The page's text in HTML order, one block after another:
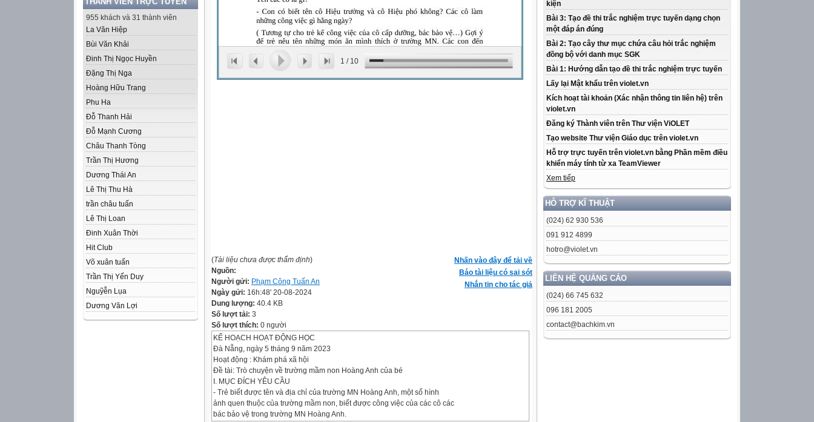
955 khách và 31 thành viên
La Văn Hiệp
Bùi Văn Khải
Đinh Thị Ngọc Huyền
Đặng Thị Nga
Hoàng Hữu Trang
Phu Ha
Đỗ Thanh Hải
Đỗ Mạnh Cương
Châu Thanh Tòng
Trần Thị Hương
Dương Thái An
Lê Thị Thu Hà
trần châu tuấn
Lê Thị Loan
Đinh Xuân Thời
Hit Club
Võ xuân tuấn
Trần Thị Yến Duy
Nguỹễn Lụa
Dương Văn Lợi
kiện
Bài 3: Tạo đề thi trắc nghiệm trực tuyến dạng chọn
một đáp án đúng
Bài 2: Tạo cây thư mục chứa câu hỏi trắc nghiệm
đồng bộ với danh mục SGK
Bài 1: Hướng dẫn tạo đề thi trắc nghiệm trực tuyến
Lấy lại Mật khẩu trên violet.vn
Kích hoạt tài khoản (Xác nhận thông tin liên hệ) trên
violet.vn
Đăng ký Thành viên trên Thư viện ViOLET
Tạo website Thư viện Giáo dục trên violet.vn
Hỗ trợ trực tuyến trên violet.vn bằng Phần mềm điều
khiển máy tính từ xa TeamViewer
Xem tiếp
HỖ TRỢ KĨ THUẬT
(024) 62 930 536
091 912 4899
hotro@violet.vn
LIÊN HỆ QUẢNG CÁO
(024) 66 745 632
096 181 2005
contact@bachkim.vn
1 / 10
Nhấn vào đây để tải về
Báo tài liệu có sai sót
Nhắn tin cho tác giả
(Tài liệu chưa được thẩm định)
Nguồn:
Người gửi: Phạm Công Tuấn An
Ngày gửi: 16h:48' 20-08-2024
Dung lượng: 40.4 KB
Số lượt tải: 3
Số lượt thích: 0 người
KẾ HOẠCH HOẠT ĐỘNG HỌC
Đà Nẵng, ngày 5 tháng 9 năm 2023
Hoạt động : Khám phá xã hội
Đề tài: Trò chuyện về trường mầm non Hoàng Anh của bé
I. MỤC ĐÍCH YÊU CẦU
- Trẻ biết được tên và địa chỉ của trường MN Hoàng Anh, một số hình
ảnh quen thuộc của trường mầm non, biết được công việc của các cô các
bác bảo vệ trong trường MN Hoàng Anh.